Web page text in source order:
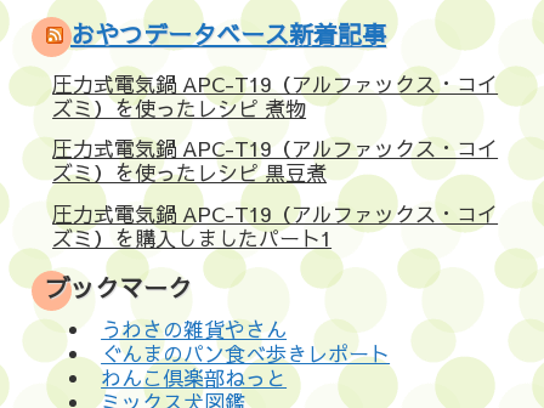
おやつデータベース新着記事
圧力式電気鍋 APC-T19（アルファックス・コイ
ズミ）を使ったレシピ 煮物
圧力式電気鍋 APC-T19（アルファックス・コイ
ズミ）を使ったレシピ 黒豆煮
圧力式電気鍋 APC-T19（アルファックス・コイ
ズミ）を購入しましたパート1
ブックマーク
うわさの雑貨やさん
ぐんまのパン食べ歩きレポート
わんこ倶楽部ねっと
ミックス犬図鑑